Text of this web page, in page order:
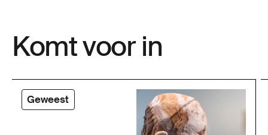
Komt voor in
Geweest